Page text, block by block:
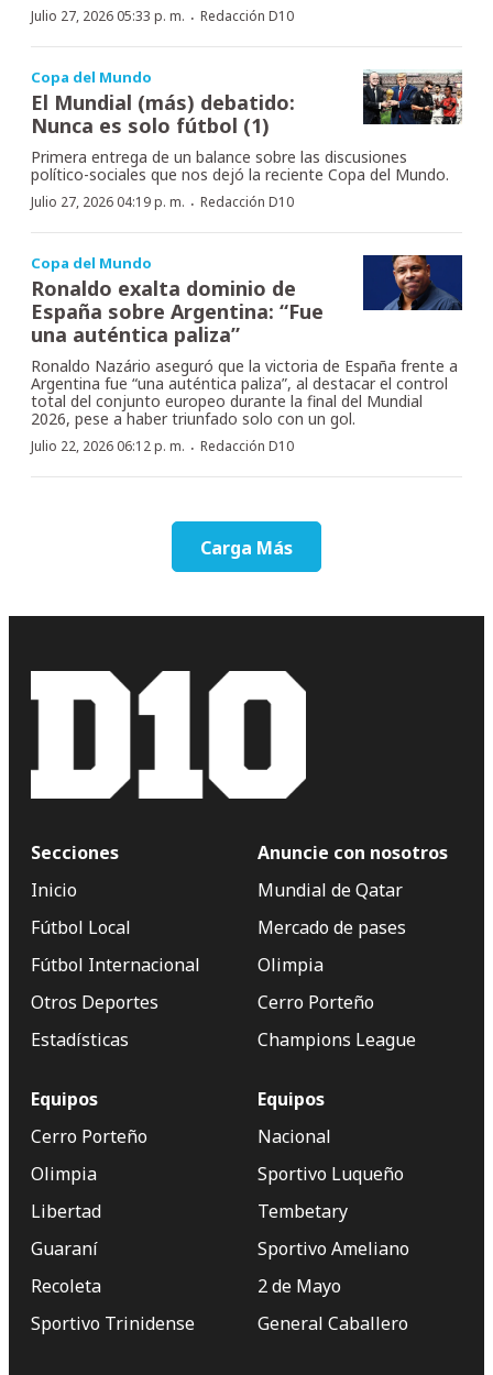
Julio 27, 2026 05:33 p. m. · Redacción D10
Copa del Mundo
El Mundial (más) debatido:
Nunca es solo fútbol (1)
Primera entrega de un balance sobre las discusiones
político-sociales que nos dejó la reciente Copa del Mundo.
Julio 27, 2026 04:19 p. m. · Redacción D10
Copa del Mundo
Ronaldo exalta dominio de
España sobre Argentina: “Fue
una auténtica paliza”
Ronaldo Nazário aseguró que la victoria de España frente a
Argentina fue “una auténtica paliza”, al destacar el control
total del conjunto europeo durante la final del Mundial
2026, pese a haber triunfado solo con un gol.
Julio 22, 2026 06:12 p. m. · Redacción D10
Carga Más
Secciones
Inicio
Fútbol Local
Fútbol Internacional
Otros Deportes
Estadísticas
Anuncie con nosotros
Mundial de Qatar
Mercado de pases
Olimpia
Cerro Porteño
Champions League
Equipos
Cerro Porteño
Olimpia
Libertad
Guaraní
Recoleta
Sportivo Trinidense
Equipos
Nacional
Sportivo Luqueño
Tembetary
Sportivo Ameliano
2 de Mayo
General Caballero